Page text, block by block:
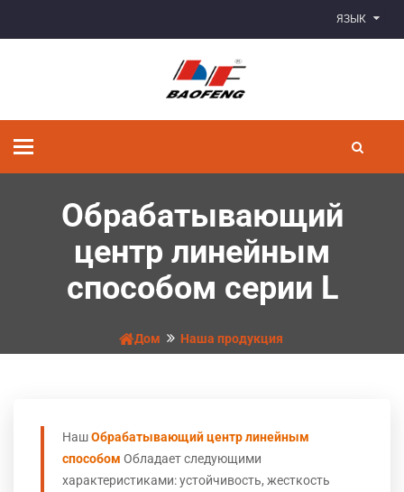
ЯЗЫК
Переключить
Обрабатывающий
центр линейным
способом серии L
Дом Наша продукция
НашОбрабатывающий центр линейным
способом Обладает следующими
характеристиками: устойчивость, жесткость